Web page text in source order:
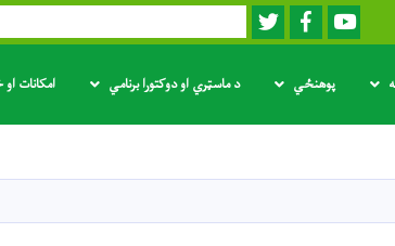
Youtube
Facebook
Twitter
لټون
پوهنځي د ماسټري او دوکتورا برنامي امکانات